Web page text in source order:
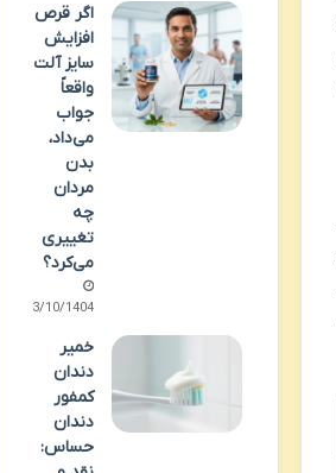
اگر قرص
افزایش
سایز آلت
واقعاً
جواب
می‌داد،
بدن
مردان
چه
تغییری
می‌کرد؟
13/10/1404
خمیر
دندان
کمفور
دندان
حساس: